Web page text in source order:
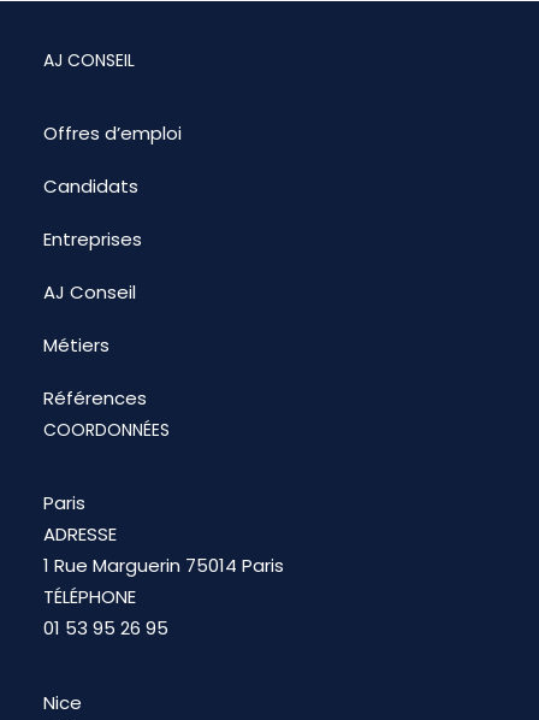
AJ CONSEIL
Offres d’emploi
Candidats
Entreprises
AJ Conseil
Métiers
Références
COORDONNÉES
Paris
ADRESSE
1 Rue Marguerin 75014 Paris
TÉLÉPHONE
01 53 95 26 95
Nice